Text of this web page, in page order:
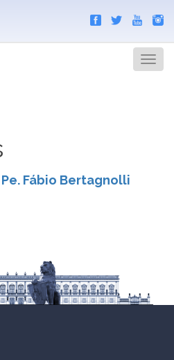
Menu
Pe. Fábio Bertagnolli